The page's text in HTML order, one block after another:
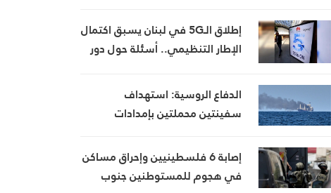
إطلاق الـ5G في لبنان يسبق اكتمال
الإطار التنظيمي.. أسئلة حول دور
الدفاع الروسية: استهداف
سفينتين محملتين بإمدادات
أوديساإصابة 6 فلسطينيين وإحراق مساكن
في هجوم للمستوطنين جنوب